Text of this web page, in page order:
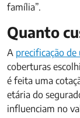
família”.
Quanto
A precificação
coberturas
é feita uma
etária do
influenciam no